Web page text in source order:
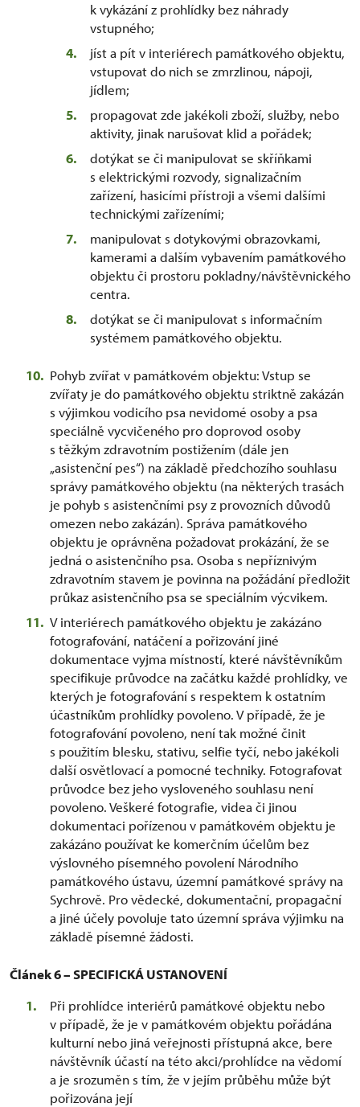
k vykázání z prohlídky bez náhrady
vstupného;
jíst a pít v interiérech památkového objektu,
vstupovat do nich se zmrzlinou, nápoji,
jídlem;
propagovat zde jakékoli zboží, služby, nebo
aktivity, jinak narušovat klid a pořádek;
dotýkat se či manipulovat se skříňkami
s elektrickými rozvody, signalizačním
zařízení, hasicími přístroji a všemi dalšími
technickými zařízeními;
manipulovat s dotykovými obrazovkami,
kamerami a dalším vybavením památkového
objektu či prostoru pokladny/návštěvnického
centra.
dotýkat se či manipulovat s informačním
systémem památkového objektu.
Pohyb zvířat v památkovém objektu: Vstup se
zvířaty je do památkového objektu striktně zakázán
s výjimkou vodicího psa nevidomé osoby a psa
speciálně vycvičeného pro doprovod osoby
s těžkým zdravotním postižením (dále jen
„asistenční pes“) na základě předchozího souhlasu
správy památkového objektu (na některých trasách
je pohyb s asistenčními psy z provozních důvodů
omezen nebo zakázán). Správa památkového
objektu je oprávněna požadovat prokázání, že se
jedná o asistenčního psa. Osoba s nepříznivým
zdravotním stavem je povinna na požádání předložit
průkaz asistenčního psa se speciálním výcvikem.
V interiérech památkového objektu je zakázáno
fotografování, natáčení a pořizování jiné
dokumentace vyjma místností, které návštěvníkům
specifikuje průvodce na začátku každé prohlídky, ve
kterých je fotografování s respektem k ostatním
účastníkům prohlídky povoleno. V případě, že je
fotografování povoleno, není tak možné činit
s použitím blesku, stativu, selfie tyčí, nebo jakékoli
další osvětlovací a pomocné techniky. Fotografovat
průvodce bez jeho vysloveného souhlasu není
povoleno. Veškeré fotografie, videa či jinou
dokumentaci pořízenou v památkovém objektu je
zakázáno používat ke komerčním účelům bez
výslovného písemného povolení Národního
památkového ústavu, územní památkové správy na
Sychrově. Pro vědecké, dokumentační, propagační
a jiné účely povoluje tato územní správa výjimku na
základě písemné žádosti.
Článek 6 – SPECIFICKÁ USTANOVENÍ
Při prohlídce interiérů památkové objektu nebo
v případě, že je v památkovém objektu pořádána
kulturní nebo jiná veřejnosti přístupná akce, bere
návštěvník účastí na této akci/prohlídce na vědomí
a je srozuměn s tím, že v jejím průběhu může být
pořizována její